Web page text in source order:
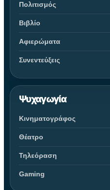
Πολιτισμός
Βιβλίο
Αφιερώματα
Συνεντεύξεις
Ψυχαγωγία
Κινηματογράφος
Θέατρο
Τηλεόραση
Gaming